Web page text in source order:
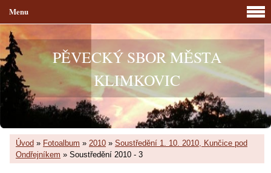
PĚVECKÝ SBOR MĚSTA
KLIMKOVIC
Úvod » Fotoalbum » 2010 » Soustředění 1. 10. 2010, Kunčice pod
Ondřejníkem » Soustředění 2010 - 3
Menu